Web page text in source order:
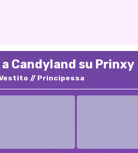
Candyland su Prinxy
Principessa